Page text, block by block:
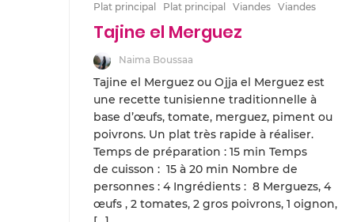
Plat principal Plat principal Viandes Viandes
Tajine el Merguez
Naima Boussaa
Tajine el Merguez ou Ojja el Merguez est
une recette tunisienne traditionnelle à
base d’œufs, tomate, merguez, piment ou
poivrons. Un plat très rapide à réaliser.
Temps de préparation : 15 min Temps
de cuisson : 15 à 20 min Nombre de
personnes : 4 Ingrédients : 8 Merguezs, 4
œufs , 2 tomates, 2 gros poivrons, 1 oignon,